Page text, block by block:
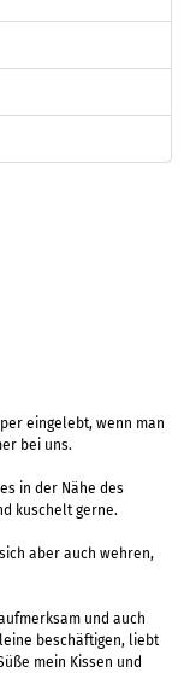
eingelebt, wenn man
bei uns.
in der Nähe des
kuschelt gerne.
aber auch wehren,
und auch
beschäftigen, liebt
mein Kissen und